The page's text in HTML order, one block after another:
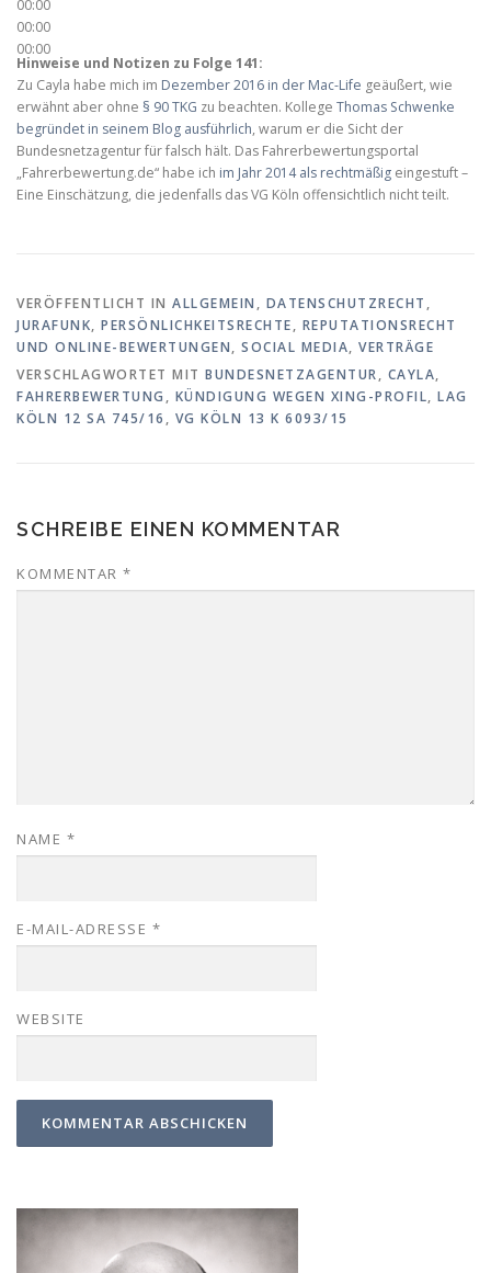
00:00
00:00
00:00
Hinweise und Notizen zu Folge 141:
Zu Cayla habe mich im Dezember 2016 in der Mac-Life geäußert, wie
erwähnt aber ohne § 90 TKG zu beachten. Kollege Thomas Schwenke
begründet in seinem Blog ausführlich, warum er die Sicht der
Bundesnetzagentur für falsch hält. Das Fahrerbewertungsportal
„Fahrerbewertung.de“ habe ich im Jahr 2014 als rechtmäßig eingestuft –
Eine Einschätzung, die jedenfalls das VG Köln offensichtlich nicht teilt.
VERÖFFENTLICHT IN ALLGEMEIN , DATENSCHUTZRECHT ,
JURAFUNK, PERSÖNLICHKEITSRECHTE, REPUTATIONSRECHT
UND ONLINE-BEWERTUNGEN, SOCIAL MEDIA, VERTRÄGE
VERSCHLAGWORTET MIT BUNDESNETZAGENTUR, CAYLA,
FAHRERBEWERTUNG , KÜNDIGUNG WEGEN XING-PROFIL, LAG
KÖLN 12 SA 745/16 , VG KÖLN 13 K 6093/15
SCHREIBE EINEN KOMMENTAR
KOMMENTAR *
NAME *
E-MAIL-ADRESSE *
WEBSITE